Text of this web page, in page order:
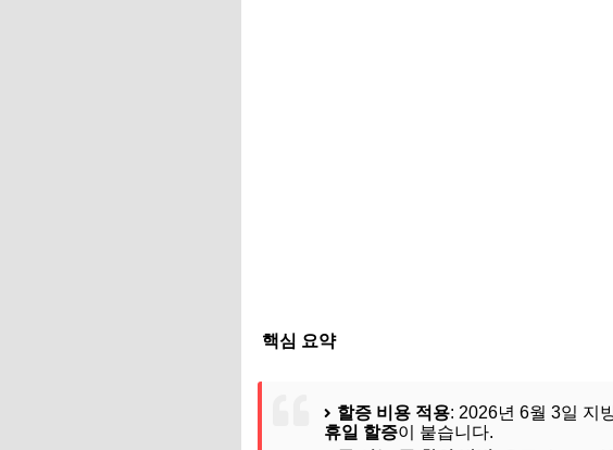
핵심 요약
할증 비용 적용: 2026년 6월 3일 지
휴일 할증이 붙습니다.